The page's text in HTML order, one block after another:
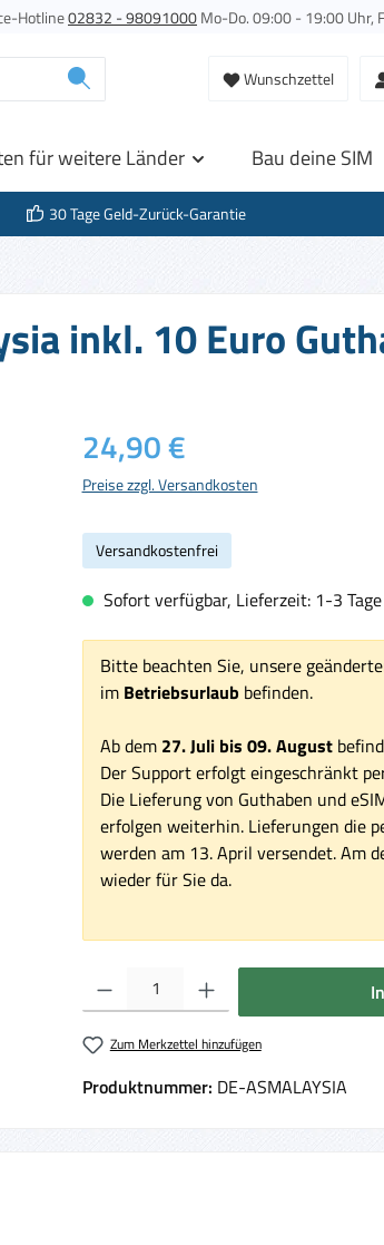
Hotline02832 - 98091000Mo-Do. 09:00 - 19:00 Uhr,
Wunschzettel
für weitere Länder Bau deine SIM
30 Tage Geld-Zurück-Garantie
inkl. 10 Euro
Regulärer Preis:
24,90 €
Preise zzgl. Versandkosten
Versandkostenfrei
Sofort verfügbar, Lieferzeit: 1-3 Tage
Bitte beachten Sie, unsere
im Betriebsurlaub befinden.
Ab dem 27. Juli bis 09. August
Der Support erfolgt eingeschränkt
Die Lieferung von Guthaben und
erfolgen weiterhin. Lieferungen die
werden am 13. April versendet. Am
wieder für Sie da.
Produkt Anzahl: Gib den gewünschten Wert
Zum Merkzettel hinzufügen
Produktnummer: DE-ASMALAYSIA